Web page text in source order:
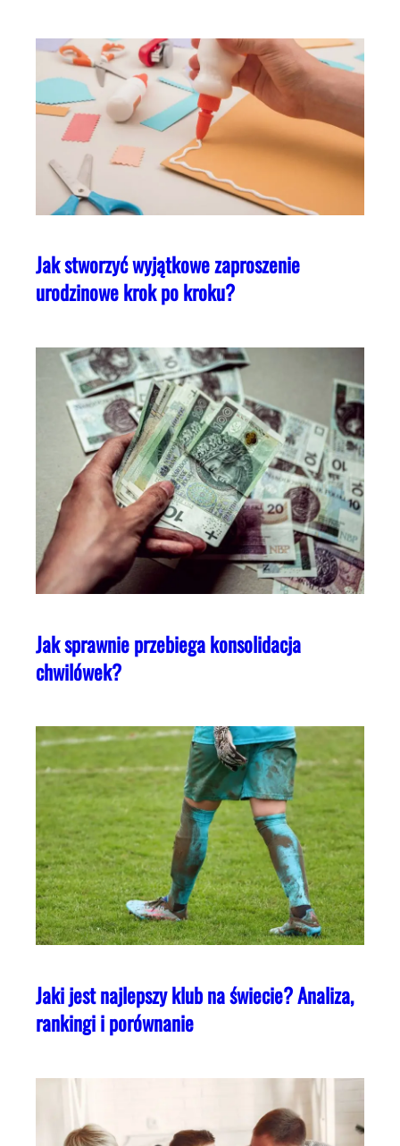
Jak stworzyć wyjątkowe zaproszenie
urodzinowe krok po kroku?
Jak sprawnie przebiega konsolidacja
chwilówek?
Jaki jest najlepszy klub na świecie? Analiza,
rankingi i porównanie